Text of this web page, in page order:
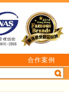
合作案例